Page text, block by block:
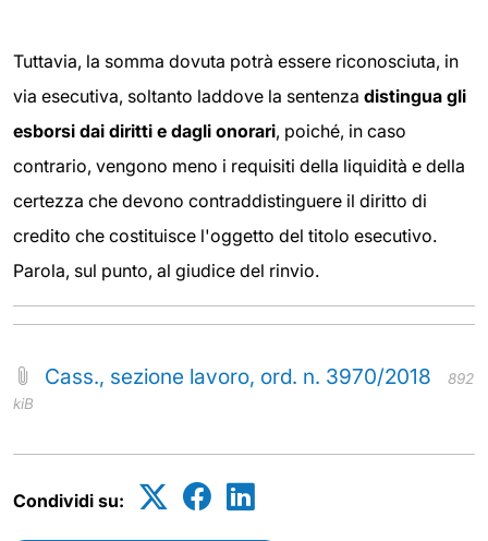
Tuttavia, la somma dovuta potrà essere riconosciuta, in
via esecutiva, soltanto laddove la sentenza distingua gli
esborsi dai diritti e dagli onorari, poiché, in caso
contrario, vengono meno i requisiti della liquidità e della
certezza che devono contraddistinguere il diritto di
credito che costituisce l'oggetto del titolo esecutivo.
Parola, sul punto, al giudice del rinvio.
Cass., sezione lavoro, ord. n. 3970/2018
892
kiB
Condividi su: